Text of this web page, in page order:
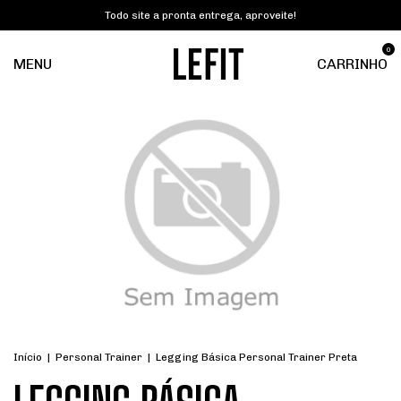
Todo site a pronta entrega, aproveite!
MENU CARRINHO
0
Início | Personal Trainer | Legging Básica Personal Trainer Preta